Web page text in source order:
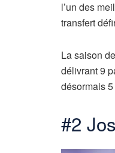
l’un des
transfert
La saison
délivrant 9
désormais
#2